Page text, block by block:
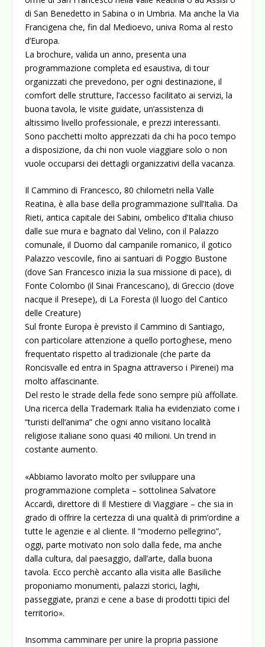
di San Benedetto in Sabina o in Umbria. Ma anche la Via
Francigena che, fin dal Medioevo, univa Roma al resto
d’Europa.
La brochure, valida un anno, presenta una
programmazione completa ed esaustiva, di tour
organizzati che prevedono, per ogni destinazione, il
comfort delle strutture, l’accesso facilitato ai servizi, la
buona tavola, le visite guidate, un’assistenza di
altissimo livello professionale, e prezzi interessanti.
Sono pacchetti molto apprezzati da chi ha poco tempo
a disposizione, da chi non vuole viaggiare solo o non
vuole occuparsi dei dettagli organizzativi della vacanza.
Il Cammino di Francesco, 80 chilometri nella Valle
Reatina, è alla base della programmazione sull’Italia. Da
Rieti, antica capitale dei Sabini, ombelico d’Italia chiuso
dalle sue mura e bagnato dal Velino, con il Palazzo
comunale, il Duomo dal campanile romanico, il gotico
Palazzo vescovile, fino ai santuari di Poggio Bustone
(dove San Francesco inizia la sua missione di pace), di
Fonte Colombo (il Sinai Francescano), di Greccio (dove
nacque il Presepe), di La Foresta (il luogo del Cantico
delle Creature)
Sul fronte Europa è previsto il Cammino di Santiago,
con particolare attenzione a quello portoghese, meno
frequentato rispetto al tradizionale (che parte da
Roncisvalle ed entra in Spagna attraverso i Pirenei) ma
molto affascinante.
Del resto le strade della fede sono sempre più affollate.
Una ricerca della Trademark Italia ha evidenziato come i
“turisti dell’anima” che ogni anno visitano località
religiose italiane sono quasi 40 milioni. Un trend in
costante aumento.
«Abbiamo lavorato molto per sviluppare una
programmazione completa – sottolinea Salvatore
Accardi, direttore di Il Mestiere di Viaggiare – che sia in
grado di offrire la certezza di una qualità di prim’ordine a
tutte le agenzie e al cliente. Il “moderno pellegrino”,
oggi, parte motivato non solo dalla fede, ma anche
dalla cultura, dal paesaggio, dall’arte, dalla buona
tavola. Ecco perchè accanto alla visita alle Basiliche
proponiamo monumenti, palazzi storici, laghi,
passeggiate, pranzi e cene a base di prodotti tipici del
territorio».
Insomma camminare per unire la propria passione